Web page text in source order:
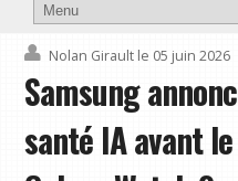
Nolan Girault le 05 juin 2026
Samsung
santé IA avant